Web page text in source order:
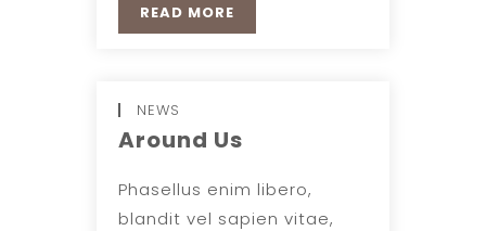
READ MORE
NEWS
Around Us
Phasellus enim libero,
blandit vel sapien vitae,